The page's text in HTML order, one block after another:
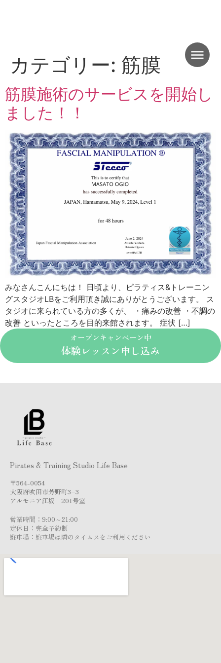
カテゴリー: 筋膜
筋膜施術のサービスを開始し
ました！！
みなさんこんにちは！ 日頃より、ピラティス&トレーニン
グスタジオLBをご利用頂き誠にありがとうございます。 ス
タジオに来られている方の多くが、 ・痛みの改善 ・不調の
改善 といったところを目的来館されます。 症状 […]
オープンキャンペーン中
体験レッスン申し込み
Pirates & Training Studio Life Base
〒564-0054
大阪府吹田市芳野町3–3
アルモニア江坂 201号室
営業時間：9:00～21:00
定休日：完全予約制
駐車場：駐車場は隣のタイムスをご利用ください